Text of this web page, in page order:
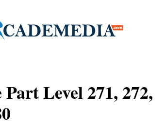
Level 271, 272,